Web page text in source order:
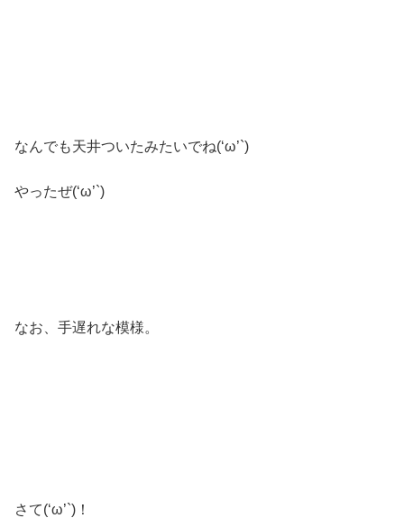
なんでも天井ついたみたいでね(‘ω’`)
やったぜ(‘ω’`)
なお、手遅れな模様。
さて(‘ω’`)！